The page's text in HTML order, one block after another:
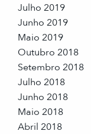
Julho 2019
Junho 2019
Maio 2019
Outubro 2018
Setembro 2018
Julho 2018
Junho 2018
Maio 2018
Abril 2018